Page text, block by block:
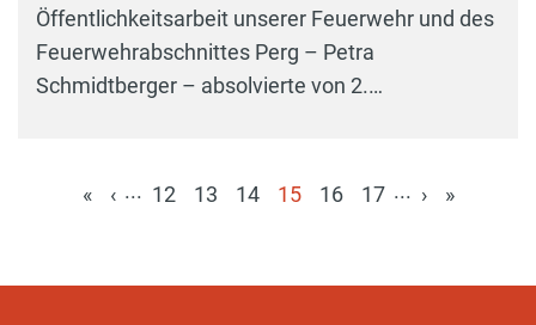
Öffentlichkeitsarbeit unserer Feuerwehr und des
Feuerwehrabschnittes Perg – Petra
Schmidtberger – absolvierte von 2.…
« ‹ ... 12 13 14
15
16 17 ... › »